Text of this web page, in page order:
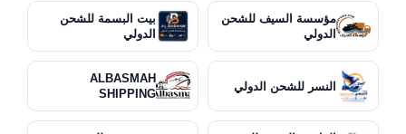
مؤسسة السيف للشحن
الدولي
بيت البسمة للشحن
الدولي
النسر للشحن الدولي
ALBASMAH
SHIPPING